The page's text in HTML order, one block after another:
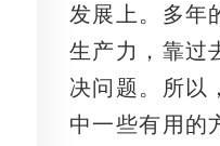
发展上。多年
生产力，靠过
决问题。所以
中一些有用的